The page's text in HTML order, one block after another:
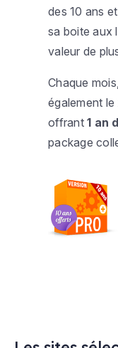
des 10 ans
sa boite aux
valeur de
Chaque
également le
offrant 1 an
package